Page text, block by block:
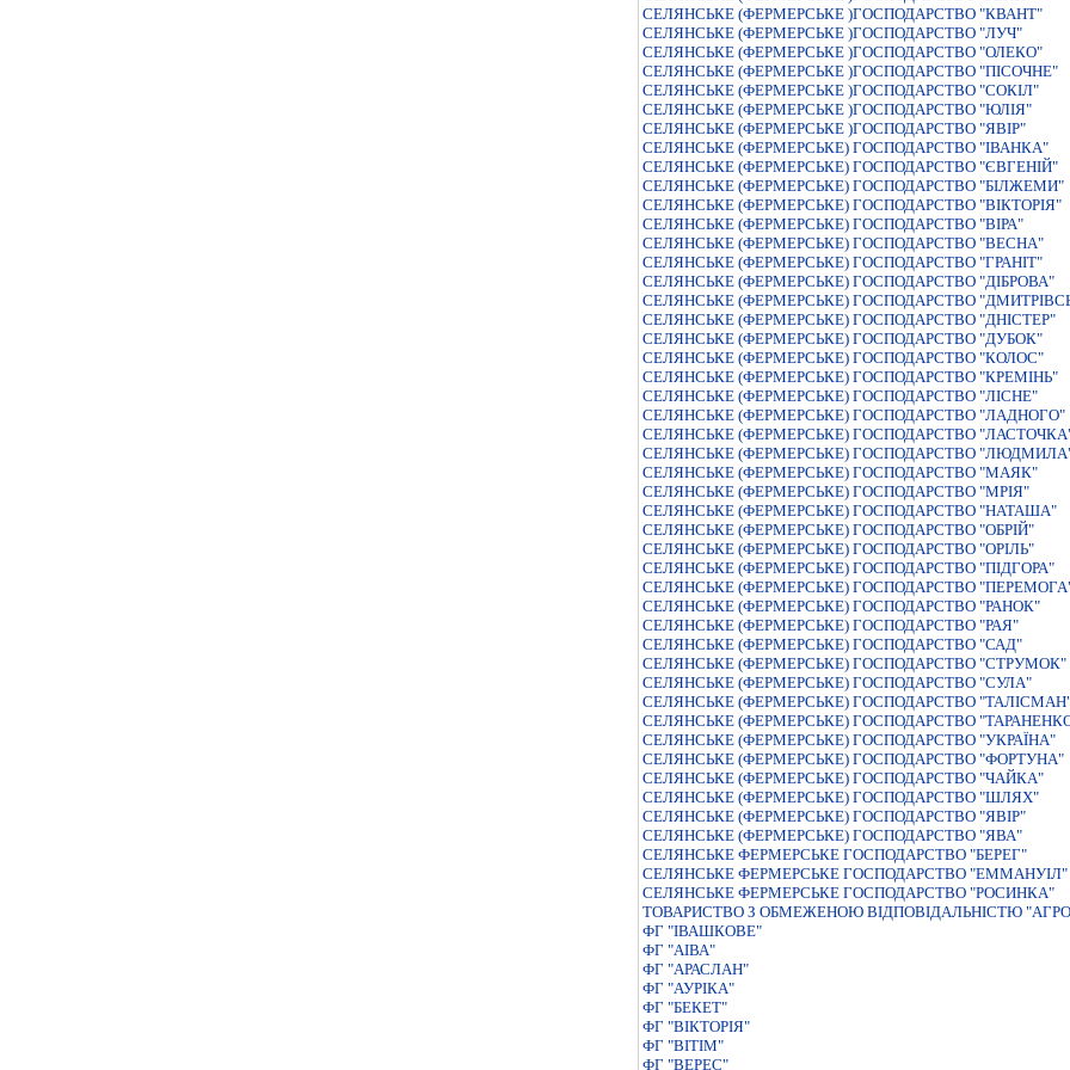
СЕЛЯНСЬКЕ (ФЕРМЕРСЬКЕ )ГОСПОДАРСТВО "КВАНТ"
СЕЛЯНСЬКЕ (ФЕРМЕРСЬКЕ )ГОСПОДАРСТВО "ЛУЧ"
СЕЛЯНСЬКЕ (ФЕРМЕРСЬКЕ )ГОСПОДАРСТВО "ОЛЕКО"
СЕЛЯНСЬКЕ (ФЕРМЕРСЬКЕ )ГОСПОДАРСТВО "ПIСОЧНЕ"
СЕЛЯНСЬКЕ (ФЕРМЕРСЬКЕ )ГОСПОДАРСТВО "СОКIЛ"
СЕЛЯНСЬКЕ (ФЕРМЕРСЬКЕ )ГОСПОДАРСТВО "ЮЛIЯ"
СЕЛЯНСЬКЕ (ФЕРМЕРСЬКЕ )ГОСПОДАРСТВО "ЯВIР"
СЕЛЯНСЬКЕ (ФЕРМЕРСЬКЕ) ГОСПОДАРСТВО "IВАНКА"
СЕЛЯНСЬКЕ (ФЕРМЕРСЬКЕ) ГОСПОДАРСТВО "ЄВГЕНIЙ"
СЕЛЯНСЬКЕ (ФЕРМЕРСЬКЕ) ГОСПОДАРСТВО "БIЛЖЕМИ"
СЕЛЯНСЬКЕ (ФЕРМЕРСЬКЕ) ГОСПОДАРСТВО "ВIКТОРIЯ"
СЕЛЯНСЬКЕ (ФЕРМЕРСЬКЕ) ГОСПОДАРСТВО "ВIРА"
СЕЛЯНСЬКЕ (ФЕРМЕРСЬКЕ) ГОСПОДАРСТВО "ВЕСНА"
СЕЛЯНСЬКЕ (ФЕРМЕРСЬКЕ) ГОСПОДАРСТВО "ГРАНIТ"
СЕЛЯНСЬКЕ (ФЕРМЕРСЬКЕ) ГОСПОДАРСТВО "ДIБРОВА"
СЕЛЯНСЬКЕ (ФЕРМЕРСЬКЕ) ГОСПОДАРСТВО
СЕЛЯНСЬКЕ (ФЕРМЕРСЬКЕ) ГОСПОДАРСТВО "ДНIСТЕР"
СЕЛЯНСЬКЕ (ФЕРМЕРСЬКЕ) ГОСПОДАРСТВО "ДУБОК"
СЕЛЯНСЬКЕ (ФЕРМЕРСЬКЕ) ГОСПОДАРСТВО "КОЛОС"
СЕЛЯНСЬКЕ (ФЕРМЕРСЬКЕ) ГОСПОДАРСТВО "КРЕМІНЬ"
СЕЛЯНСЬКЕ (ФЕРМЕРСЬКЕ) ГОСПОДАРСТВО "ЛIСНЕ"
СЕЛЯНСЬКЕ (ФЕРМЕРСЬКЕ) ГОСПОДАРСТВО "ЛАДНОГО"
СЕЛЯНСЬКЕ (ФЕРМЕРСЬКЕ) ГОСПОДАРСТВО
СЕЛЯНСЬКЕ (ФЕРМЕРСЬКЕ) ГОСПОДАРСТВО
СЕЛЯНСЬКЕ (ФЕРМЕРСЬКЕ) ГОСПОДАРСТВО "МАЯК"
СЕЛЯНСЬКЕ (ФЕРМЕРСЬКЕ) ГОСПОДАРСТВО "МРIЯ"
СЕЛЯНСЬКЕ (ФЕРМЕРСЬКЕ) ГОСПОДАРСТВО "НАТАША"
СЕЛЯНСЬКЕ (ФЕРМЕРСЬКЕ) ГОСПОДАРСТВО "ОБРIЙ"
СЕЛЯНСЬКЕ (ФЕРМЕРСЬКЕ) ГОСПОДАРСТВО "ОРIЛЬ"
СЕЛЯНСЬКЕ (ФЕРМЕРСЬКЕ) ГОСПОДАРСТВО "ПIДГОРА"
СЕЛЯНСЬКЕ (ФЕРМЕРСЬКЕ) ГОСПОДАРСТВО
СЕЛЯНСЬКЕ (ФЕРМЕРСЬКЕ) ГОСПОДАРСТВО "РАНОК"
СЕЛЯНСЬКЕ (ФЕРМЕРСЬКЕ) ГОСПОДАРСТВО "РАЯ"
СЕЛЯНСЬКЕ (ФЕРМЕРСЬКЕ) ГОСПОДАРСТВО "САД"
СЕЛЯНСЬКЕ (ФЕРМЕРСЬКЕ) ГОСПОДАРСТВО "СТРУМОК"
СЕЛЯНСЬКЕ (ФЕРМЕРСЬКЕ) ГОСПОДАРСТВО "СУЛА"
СЕЛЯНСЬКЕ (ФЕРМЕРСЬКЕ) ГОСПОДАРСТВО
СЕЛЯНСЬКЕ (ФЕРМЕРСЬКЕ) ГОСПОДАРСТВО
СЕЛЯНСЬКЕ (ФЕРМЕРСЬКЕ) ГОСПОДАРСТВО "УКРАЇНА"
СЕЛЯНСЬКЕ (ФЕРМЕРСЬКЕ) ГОСПОДАРСТВО "ФОРТУНА"
СЕЛЯНСЬКЕ (ФЕРМЕРСЬКЕ) ГОСПОДАРСТВО "ЧАЙКА"
СЕЛЯНСЬКЕ (ФЕРМЕРСЬКЕ) ГОСПОДАРСТВО "ШЛЯХ"
СЕЛЯНСЬКЕ (ФЕРМЕРСЬКЕ) ГОСПОДАРСТВО "ЯВІР"
СЕЛЯНСЬКЕ (ФЕРМЕРСЬКЕ) ГОСПОДАРСТВО "ЯВА"
СЕЛЯНСЬКЕ ФЕРМЕРСЬКЕ ГОСПОДАРСТВО "БЕРЕГ"
СЕЛЯНСЬКЕ ФЕРМЕРСЬКЕ ГОСПОДАРСТВО "ЕММАНУIЛ"
СЕЛЯНСЬКЕ ФЕРМЕРСЬКЕ ГОСПОДАРСТВО "РОСИНКА"
ТОВАРИСТВО З ОБМЕЖЕНОЮ ВIДПОВIДАЛЬНIСТЮ
ФГ "ІВАШКОВЕ"
ФГ "АІВА"
ФГ "АРАСЛАН"
ФГ "АУРІКА"
ФГ "БЕКЕТ"
ФГ "ВІКТОРІЯ"
ФГ "ВІТІМ"
ФГ "ВЕРЕС"